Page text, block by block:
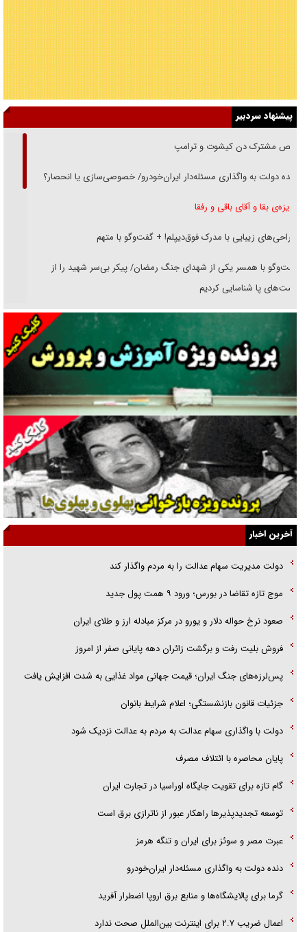
پیشنهاد سردبیر
رقص مشترک دن کیشوت و ترامپ
دنده دولت به واگذاری مسئله‌دار ایران‌خودرو/ خصوصی‌سازی یا انحصار؟
غریزه‌ی بقا و آقای باقی و رفقا
جراحی‌های زیبایی با مدرک فوق‌دیپلم! + گفت‌وگو با متهم
گفت‌وگو با همسر یکی از شهدای جنگ رمضان/ پیکر بی‌سر شهید را از
انگشت‌های پا شناسایی کردیم
نسلی که آنلاین الگو می‌گیرد
گفت‌وگو با آیت‌الله جاودان/ جفای مخالفان مکانت معنوی رهبر شهید را
ارتقا می‌داد
راننده مست به قانون می‌خندد
همه آقای دوربینی شده‌ایم!
قصه ناتمام سرویس مدارس
آیا مقاومت فلسطین خلع‌سلاح می‌شود؟
الگوی وحدت‌آفرین در ادراک سیاست خارجی
گفتگوی دکتر اخوان مدیرمسئول روزنامه جوان با برنامه تلویزیونی «نبرد
هرمز»
امام حسین (ع) کشته سیرت‌های عصر جاهلی شد
فریاد‌ها و ناله‌های دوستان مبارزدلم را آتش می‌زد
آخرین اخبار
دولت مدیریت سهام عدالت را به مردم واگذار کند
موج تازه تقاضا در بورس؛ ورود ۹ همت پول جدید
صعود نرخ حواله دلار و یورو در مرکز مبادله ارز و طلای ایران
فروش بلیت رفت و برگشت زائران دهه پایانی صفر از امروز
پس‌لرزه‌های جنگ ایران؛ قیمت جهانی مواد غذایی به شدت افزایش یافت
جزئیات قانون بازنشستگی؛ اعلام شرایط بانوان
دولت با واگذاری سهام عدالت به مردم به عدالت نزدیک شود
پایان محاصره با ائتلاف مصرف
گام تازه برای تقویت جایگاه اوراسیا در تجارت ایران
توسعه تجدیدپذیر‌ها راهکار عبور از ناترازی برق است
عبرت مصر و سوئز برای ایران و تنگه هرمز
دنده دولت به واگذاری مسئله‌دار ایران‌خودرو
گرما برای پالایشگاه‌ها و منابع برق اروپا اضطرار آفرید
اعمال ضریب ۲.۷ برای اینترنت بین‌الملل صحت ندارد